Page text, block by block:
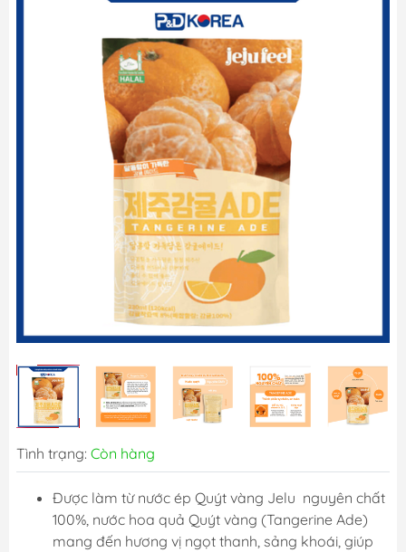
Tình trạng: Còn hàng
Được làm từ nước ép Quýt vàng Jelu nguyên chất
100%, nước hoa quả Quýt vàng (Tangerine Ade)
mang đến hương vị ngọt thanh, sảng khoái, giúp